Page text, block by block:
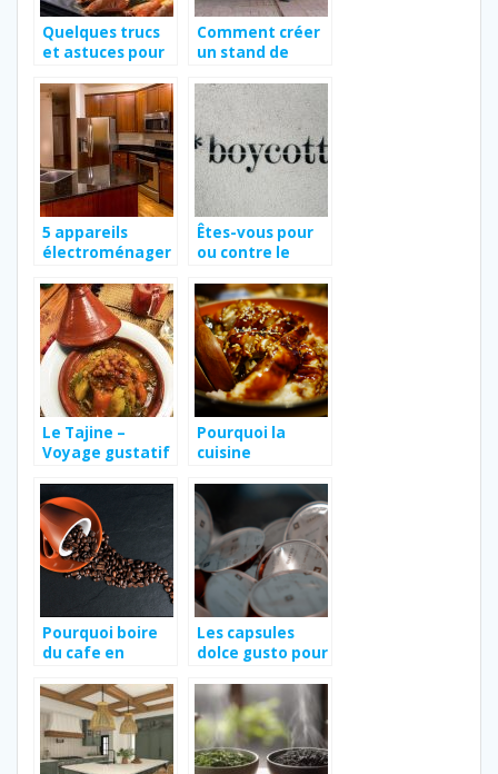
Quelques trucs
et astuces pour
plancha
Comment créer
un stand de
ambulant ?
5 appareils
électroménager
Êtes-vous pour
ou contre le
Nestlé ?
Le Tajine –
Voyage gustatif
Pourquoi la
cuisine
fascine-t-elle ?
Pourquoi boire
du cafe en
d’Ethiopie ?
Les capsules
dolce gusto pour
guide essentiel